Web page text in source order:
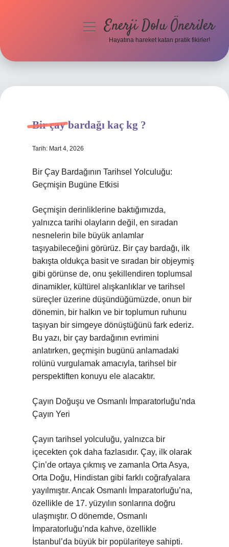
Hakkımızda
menüyüEnerji Dolu Öneriler
Hayatına hareket katan pratik fikirler!
Bir çay bardağı kaç kg ?
Tarih: Mart 4, 2026
Bir Çay Bardağının Tarihsel Yolculuğu:
Geçmişin Bugüne Etkisi
Geçmişin derinliklerine baktığımızda,
yalnızca tarihi olayların değil, en sıradan
nesnelerin bile büyük anlamlar
taşıyabileceğini görürüz. Bir çay bardağı, ilk
bakışta oldukça basit ve sıradan bir objeymiş
gibi görünse de, onu şekillendiren toplumsal
dinamikler, kültürel alışkanlıklar ve tarihsel
süreçler üzerine düşündüğümüzde, onun bir
dönemin, bir halkın ve bir toplumun ruhunu
taşıyan bir simgeye dönüştüğünü fark ederiz.
Bu yazı, bir çay bardağının evrimini
anlatırken, geçmişin bugünü anlamadaki
rolünü vurgulamak amacıyla, tarihsel bir
perspektiften konuyu ele alacaktır.
Çayın Doğuşu ve Osmanlı İmparatorluğu’nda
Çayın Yeri
Çayın tarihsel yolculuğu, yalnızca bir
içecekten çok daha fazlasıdır. Çay, ilk olarak
Çin’de ortaya çıkmış ve zamanla Orta Asya,
Orta Doğu, Hindistan gibi farklı coğrafyalara
yayılmıştır. Ancak Osmanlı İmparatorluğu’na,
özellikle de 17. yüzyılın sonlarına doğru
ulaşmıştır. O dönemde, Osmanlı
İmparatorluğu’nda kahve, özellikle
İstanbul’da büyük bir popülariteye sahipti.